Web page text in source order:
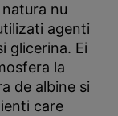
nu
agenti
glicerina. Ei
la
de albine si
care